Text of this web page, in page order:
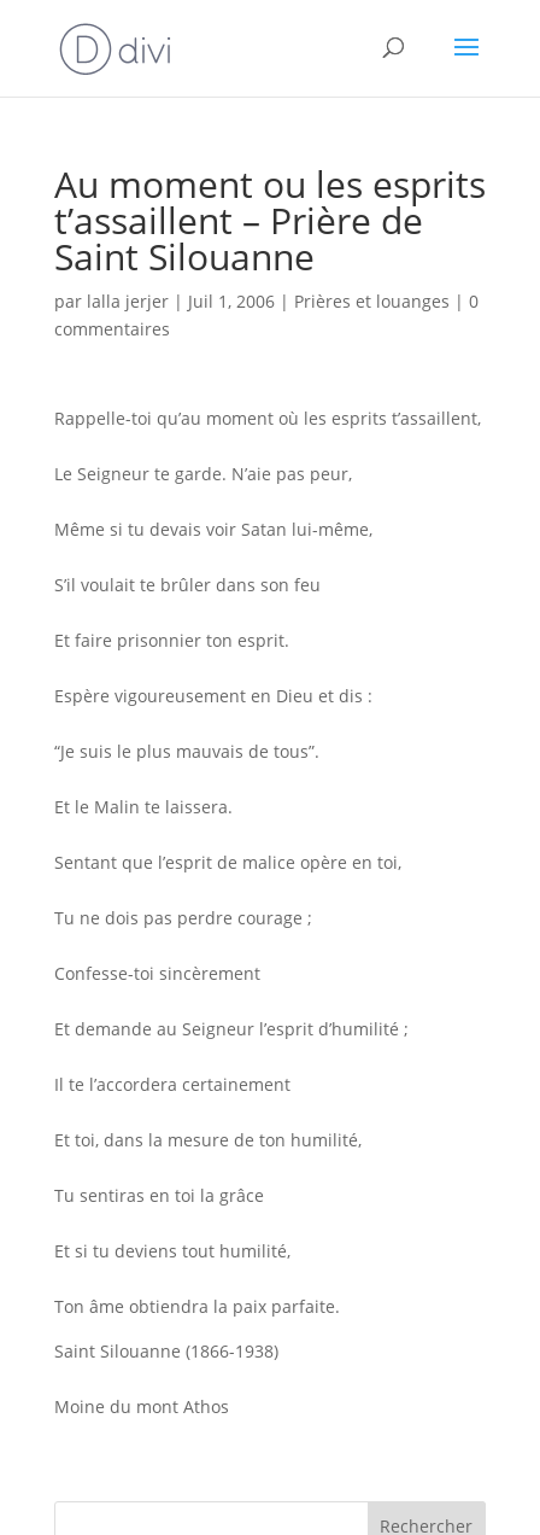
Au moment ou les esprits
t’assaillent – Prière de
Saint Silouanne
par lalla jerjer| Juil 1, 2006| Prières et louanges | 0
commentaires
Rappelle-toi qu’au moment où les esprits t’assaillent,
Le Seigneur te garde. N’aie pas peur,
Même si tu devais voir Satan lui-même,
S’il voulait te brûler dans son feu
Et faire prisonnier ton esprit.
Espère vigoureusement en Dieu et dis :
“Je suis le plus mauvais de tous”.
Et le Malin te laissera.
Sentant que l’esprit de malice opère en toi,
Tu ne dois pas perdre courage ;
Confesse-toi sincèrement
Et demande au Seigneur l’esprit d’humilité ;
Il te l’accordera certainement
Et toi, dans la mesure de ton humilité,
Tu sentiras en toi la grâce
Et si tu deviens tout humilité,
Ton âme obtiendra la paix parfaite.
Saint Silouanne (1866-1938)
Moine du mont Athos